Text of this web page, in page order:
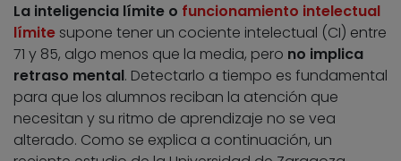
La inteligencia límite o funcionamiento intelectual
límite supone tener un cociente intelectual (CI) entre
71 y 85, algo menos que la media, pero no implica
retraso mental. Detectarlo a tiempo es fundamental
para que los alumnos reciban la atención que
necesitan y su ritmo de aprendizaje no se vea
alterado. Como se explica a continuación, un